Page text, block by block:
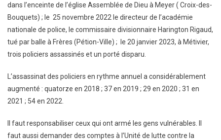
dans l’enceinte de l’église Assemblée de Dieu à Meyer ( Croix-des-
Bouquets) ; le 25 novembre 2022 le directeur de l’académie
nationale de police, le commissaire divisionnaire Harington Rigaud,
tué par balle à Frères (Pétion-Ville) ; le 20 janvier 2023, à Métivier,
trois policiers assassinés et un porté disparu.
L’assassinat des policiers en rythme annuel a considérablement
augmenté : quatorze en 2018 ; 37 en 2019 ; 29 en 2020 ; 31 en
2021 ; 54 en 2022.
Il faut responsabiliser ceux qui ont armé les gens vulnérables. Il
faut aussi demander des comptes à l’Unité de lutte contre la